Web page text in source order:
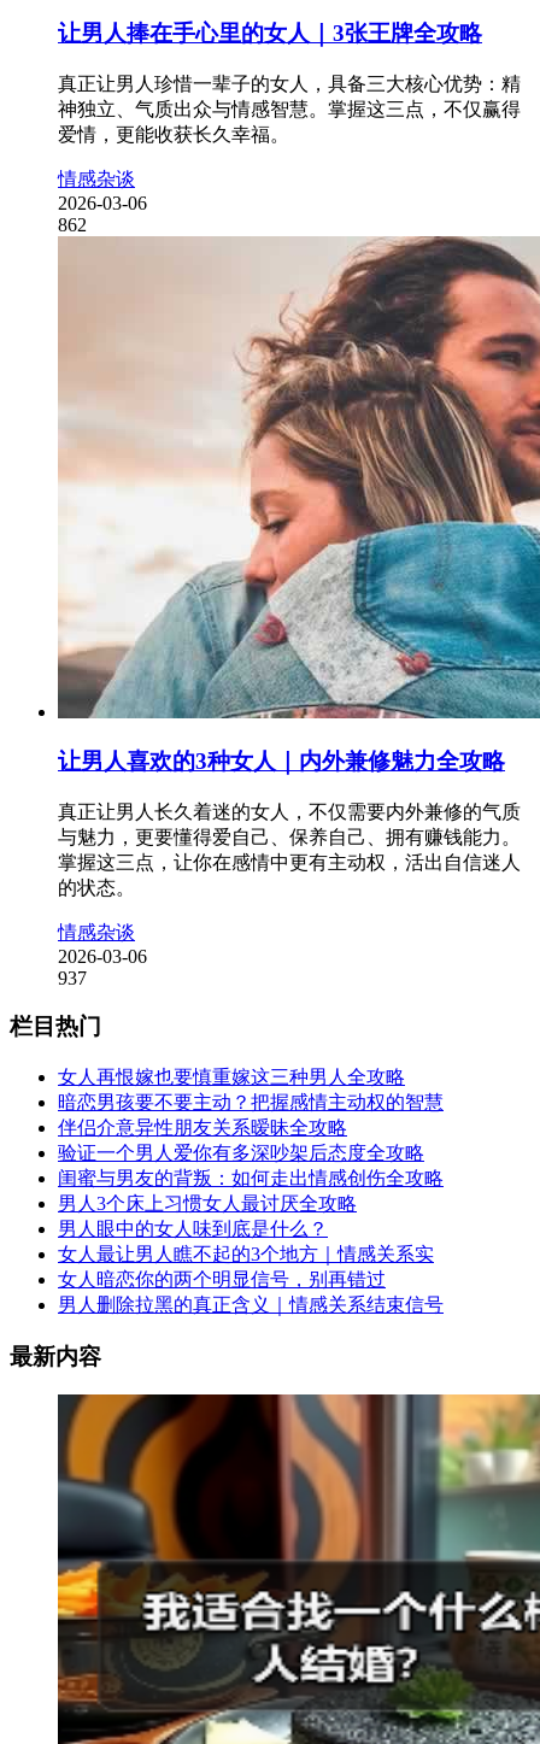
让男人捧在手心里的女人｜3张王牌全攻略
真正让男人珍惜一辈子的女人，具备三大核心优势：精
神独立、气质出众与情感智慧。掌握这三点，不仅赢得
爱情，更能收获长久幸福。
情感杂谈
2026-03-06
862
让男人喜欢的3种女人｜内外兼修魅力全攻略
真正让男人长久着迷的女人，不仅需要内外兼修的气质
与魅力，更要懂得爱自己、保养自己、拥有赚钱能力。
掌握这三点，让你在感情中更有主动权，活出自信迷人
的状态。
情感杂谈
2026-03-06
937
栏目热门
女人再恨嫁也要慎重嫁这三种男人全攻略
暗恋男孩要不要主动？把握感情主动权的智慧
伴侣介意异性朋友关系暧昧全攻略
验证一个男人爱你有多深吵架后态度全攻略
闺蜜与男友的背叛：如何走出情感创伤全攻略
男人3个床上习惯女人最讨厌全攻略
男人眼中的女人味到底是什么？
女人最让男人瞧不起的3个地方｜情感关系实
女人暗恋你的两个明显信号，别再错过
男人删除拉黑的真正含义｜情感关系结束信号
最新内容